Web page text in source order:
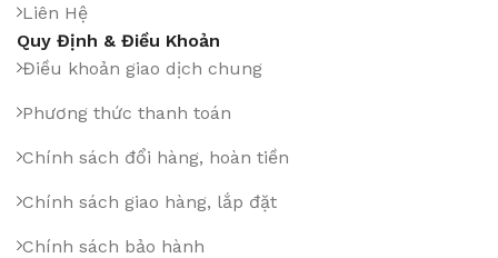
Liên Hệ
Quy Định & Điều Khoản
Điều khoản giao dịch chung
Phương thức thanh toán
Chính sách đổi hàng, hoàn tiền
Chính sách giao hàng, lắp đặt
Chính sách bảo hành